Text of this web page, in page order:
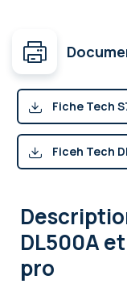
Fiche Tech
Ficeh Tech
DL500A
pro